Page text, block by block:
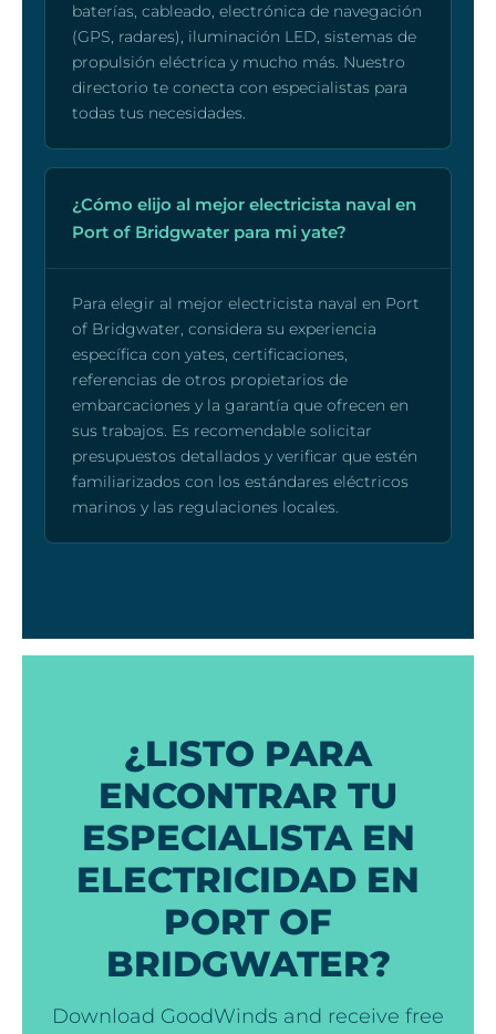
baterías, cableado, electrónica de navegación
(GPS, radares), iluminación LED, sistemas de
propulsión eléctrica y mucho más. Nuestro
directorio te conecta con especialistas para
todas tus necesidades.
¿Cómo elijo al mejor electricista naval en
Port of Bridgwater para mi yate?
Para elegir al mejor electricista naval en Port
of Bridgwater, considera su experiencia
específica con yates, certificaciones,
referencias de otros propietarios de
embarcaciones y la garantía que ofrecen en
sus trabajos. Es recomendable solicitar
presupuestos detallados y verificar que estén
familiarizados con los estándares eléctricos
marinos y las regulaciones locales.
¿LISTO PARA
ENCONTRAR TU
ESPECIALISTA EN
ELECTRICIDAD EN
PORT OF
BRIDGWATER?
Download GoodWinds and receive free